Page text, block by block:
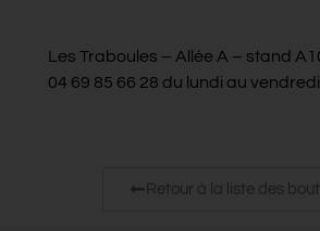
Les Traboules – Allée A – stand
04 69 85 66 28 du lundi au
Retour à la liste des